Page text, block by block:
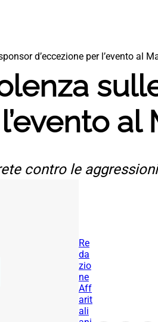
d’eccezione per l’evento al
al
contro le aggressioni
Re
da
zio
ne
Aff
arit
ali